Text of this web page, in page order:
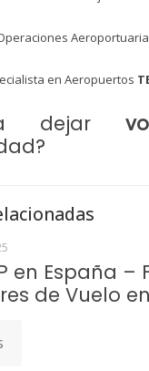
en Aeropuertos
dejar
en España –
de Vuelo en